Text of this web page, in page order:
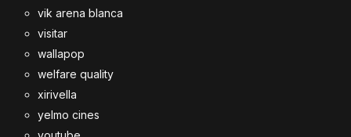
vik arena blanca
visitar
wallapop
welfare quality
xirivella
yelmo cines